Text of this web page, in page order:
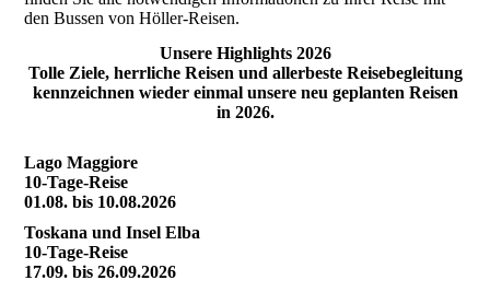
den Bussen von Höller-Reisen.
Unsere Highlights 2026
Tolle Ziele, herrliche Reisen und allerbeste Reisebegleitung
kennzeichnen wieder einmal unsere neu geplanten Reisen
in 2026.
Lago Maggiore
10-Tage-Reise
01.08. bis 10.08.2026
Toskana und Insel Elba
10-Tage-Reise
17.09. bis 26.09.2026